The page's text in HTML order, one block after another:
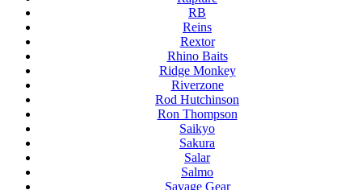
RB
Reins
Rextor
Rhino Baits
Ridge Monkey
Riverzone
Rod Hutchinson
Ron Thompson
Saikyo
Sakura
Salar
Salmo
Savage Gear